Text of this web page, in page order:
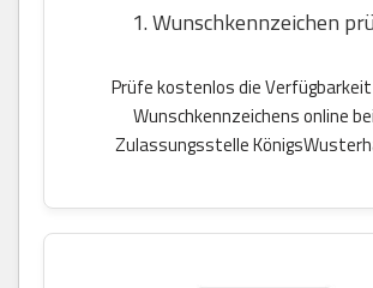
1. Wunschkennzeichen
Prüfe kostenlos die
Wunschkennzeichens online
Zulassungsstelle